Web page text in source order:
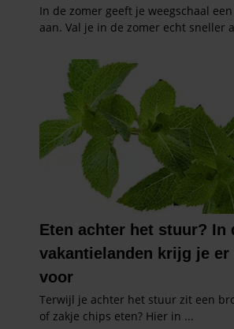
partners voor social media, adverteren
partners kunnen deze gegevens
verzameld op basis van uw gebruik
gaat akkoord met onze cookies als u
gebruiken.